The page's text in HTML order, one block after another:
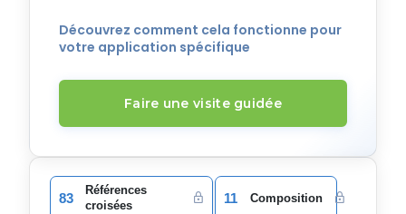
Découvrez comment cela fonctionne pour
votre application spécifique
Faire une visite guidée
83
Références
croisées
11 Composition